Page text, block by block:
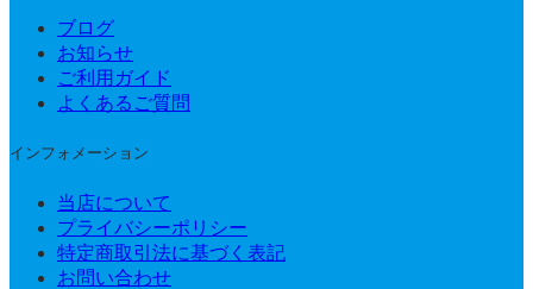
ブログ
お知らせ
ご利用ガイド
よくあるご質問
インフォメーション
当店について
プライバシーポリシー
特定商取引法に基づく表記
お問い合わせ